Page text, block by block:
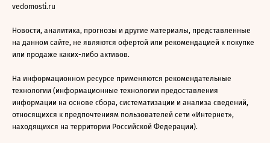
vedomosti.ru
Новости, аналитика, прогнозы и другие материалы, представленные
на данном сайте, не являются офертой или рекомендацией к покупке
или продаже каких-либо активов.
На информационном ресурсе применяются рекомендательные
технологии (информационные технологии предоставления
информации на основе сбора, систематизации и анализа сведений,
относящихся к предпочтениям пользователей сети «Интернет»,
находящихся на территории Российской Федерации).